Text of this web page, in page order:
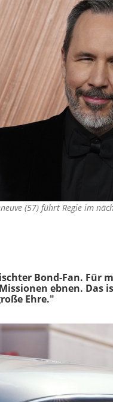
(57) führt Regie im
Bond-Fan. Für
ebnen. Das
Ehre."